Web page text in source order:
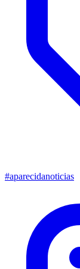
#aparecidanoticias